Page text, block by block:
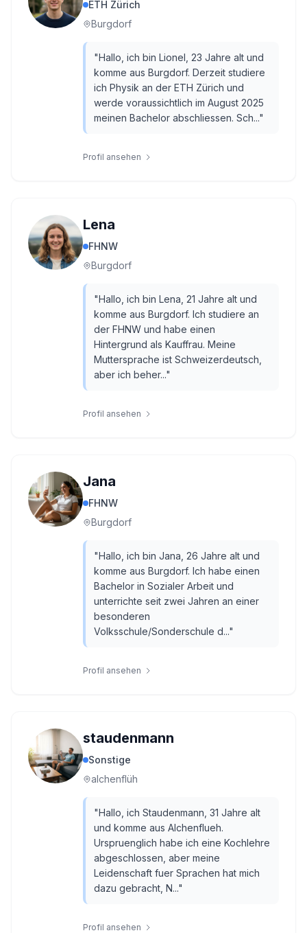
ETH Zürich
Burgdorf
"Hallo, ich bin Lionel, 23 Jahre alt und
komme aus Burgdorf. Derzeit studiere
ich Physik an der ETH Zürich und
werde voraussichtlich im August 2025
meinen Bachelor abschliessen. Sch..."
Profil ansehen
Lena
FHNW
Burgdorf
"Hallo, ich bin Lena, 21 Jahre alt und
komme aus Burgdorf. Ich studiere an
der FHNW und habe einen
Hintergrund als Kauffrau. Meine
Muttersprache ist Schweizerdeutsch,
aber ich beher..."
Profil ansehen
Jana
FHNW
Burgdorf
"Hallo, ich bin Jana, 26 Jahre alt und
komme aus Burgdorf. Ich habe einen
Bachelor in Sozialer Arbeit und
unterrichte seit zwei Jahren an einer
besonderen
Volksschule/Sonderschule d..."
Profil ansehen
staudenmann
Sonstige
alchenflüh
"Hallo, ich Staudenmann, 31 Jahre alt
und komme aus Alchenflueh.
Urspruenglich habe ich eine Kochlehre
abgeschlossen, aber meine
Leidenschaft fuer Sprachen hat mich
dazu gebracht, N..."
Profil ansehen